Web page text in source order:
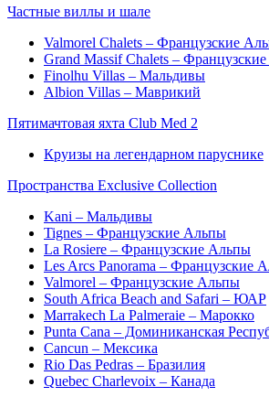
Частные виллы и шале
Valmorel Chalets – Французские
Grand Massif Chalets –
Finolhu Villas – Мальдивы
Albion Villas – Маврикий
Пятимачтовая яхта Club Med 2
Круизы на легендарном паруснике
Пространства Exclusive Collection
Kani – Мальдивы
Tignes – Французские Альпы
La Rosiere – Французские Альпы
Les Arcs Panorama – Французские
Valmorel – Французские Альпы
South Africa Beach and Safari – ЮАР
Marrakech La Palmeraie – Марокко
Punta Cana – Доминиканская
Cancun – Мексика
Rio Das Pedras – Бразилия
Quebec Charlevoix – Канада